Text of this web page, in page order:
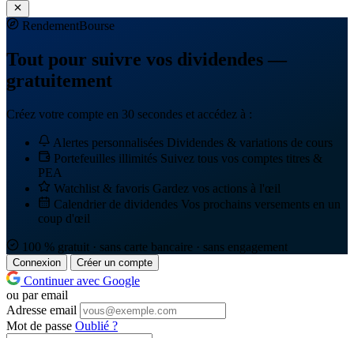
RendementBourse
Tout pour suivre vos dividendes —
gratuitement
Créez votre compte en 30 secondes et accédez à :
Alertes personnalisées Dividendes & variations de cours
Portefeuilles illimités Suivez tous vos comptes titres &
PEA
Watchlist & favoris Gardez vos actions à l'œil
Calendrier de dividendes Vos prochains versements en un
coup d'œil
100 % gratuit · sans carte bancaire · sans engagement
Connexion Créer un compte
Continuer avec Google
ou par email
Adresse email
Mot de passe Oublié ?